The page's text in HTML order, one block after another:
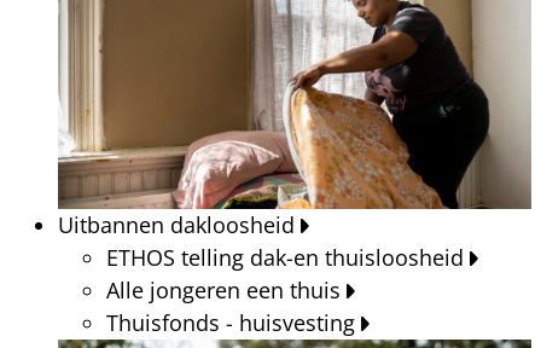
Uitbannen dakloosheid
ETHOS telling dak-en thuisloosheid
Alle jongeren een thuis
Thuisfonds - huisvesting